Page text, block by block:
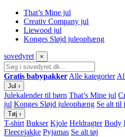
That’s Mine jul
Creativ Company jul
Liewood jul
Konges Sløjd juleophæng
sovedyret ×
Gratis babypakker Alle kategorier
Jul ›
Julekalender til børn That’s Mine jul
jul Konges Sløjd juleophæng Se alt til
Tøj ›
T-shirt Bukser Kjole Heldragter Body
Fleecejakke Pyjamas Se alt tøj